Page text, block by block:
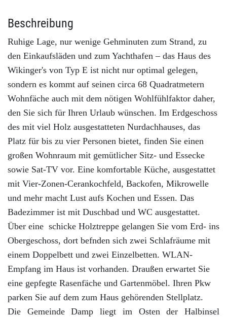
Beschreibung
Ruhige Lage, nur wenige Gehminuten zum Strand, zu
den Einkaufsläden und zum Yachthafen – das Haus des
Wikinger's von Typ E ist nicht nur optimal gelegen,
sondern es kommt auf seinen circa 68 Quadratmetern
Wohnfäche auch mit dem nötigen Wohlfühlfaktor daher,
den Sie sich für Ihren Urlaub wünschen. Im Erdgeschoss
des mit viel Holz ausgestatteten Nurdachhauses, das
Platz für bis zu vier Personen bietet, finden Sie einen
großen Wohnraum mit gemütlicher Sitz- und Essecke
sowie Sat-TV vor. Eine komfortable Küche, ausgestattet
mit Vier-Zonen-Cerankochfeld, Backofen, Mikrowelle
und mehr macht Lust aufs Kochen und Essen. Das
Badezimmer ist mit Duschbad und WC ausgestattet.
Über eine schicke Holztreppe gelangen Sie vom Erd- ins
Obergeschoss, dort befnden sich zwei Schlafräume mit
einem Doppelbett und zwei Einzelbetten. WLAN-
Empfang im Haus ist vorhanden. Draußen erwartet Sie
eine gepfegte Rasenfäche und Gartenmöbel. Ihren Pkw
parken Sie auf dem zum Haus gehörenden Stellplatz.
Die Gemeinde Damp liegt im Osten der Halbinsel